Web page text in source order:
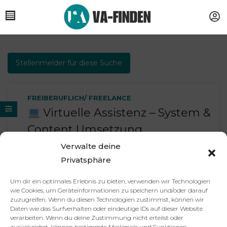
Verwalte deine
Privatsphäre
Um dir ein optimales Erlebnis zu bieten, verwenden wir Technologien
wie Cookies, um Geräteinformationen zu speichern und/oder darauf
zuzugreifen. Wenn du diesen Technologien zustimmst, können wir
Daten wie das Surfverhalten oder eindeutige IDs auf dieser Website
verarbeiten. Wenn du deine Zustimmung nicht erteilst oder
Stellenmelder für diese Suche
FREIBERUFLICH/ FREELANCE
Virtuelle Assistenz – System &
Content Umsetzung
(Partnerrolle, remote)
vor 7 Monaten veröffentlicht von
Partner Impressum Datenschutzerklärung
AGB